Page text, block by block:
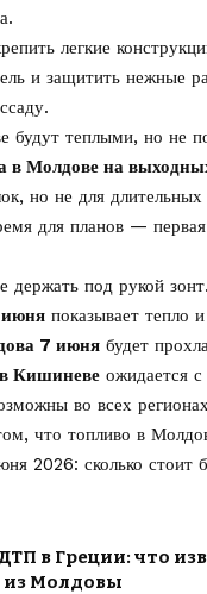
легкие
и защитить нежные
будут теплыми, но не
в Молдове на
но не для
для планов —
держать под рукой зонт.
показывает тепло
7 июня будет
Кишиневе ожидается
во всех
что топливо в
2026: сколько стоит
в Греции: что
из Молдовы